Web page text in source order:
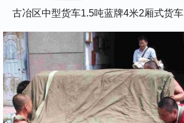
古冶区中型货车1.5吨蓝牌4米2厢式货车